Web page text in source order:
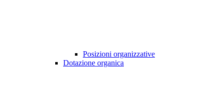
Posizioni organizzative
Dotazione organica